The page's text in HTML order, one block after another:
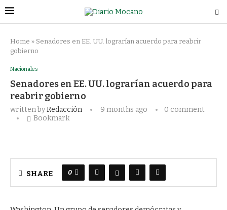
Home » Senadores en EE. UU. lograrían acuerdo para reabrir
gobierno
Nacionales
Senadores en EE. UU. lograrían acuerdo para
reabrir gobierno
written byRedacción 9 months ago
0 comment
Bookmark
SHARE 0